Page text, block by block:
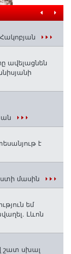
ավելացնեն
է
մասին
եմ
Լևոն
շատ սխալ